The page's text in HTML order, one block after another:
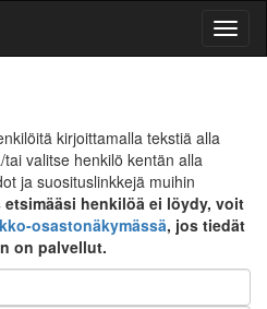
kirjoittamalla tekstiä alla
valitse henkilö kentän alla
ja suosituslinkkejä muihin
etsimääsi henkilöä ei löydy, voit
osastonäkymässä, jos tiedät
on palvellut.